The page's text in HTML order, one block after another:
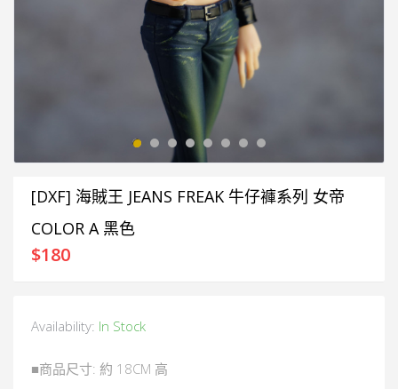
[DXF] 海賊王 JEANS FREAK 牛仔褲系列 女帝
COLOR A 黑色
$180
Availability: In Stock
■商品尺寸: 約 18CM 高